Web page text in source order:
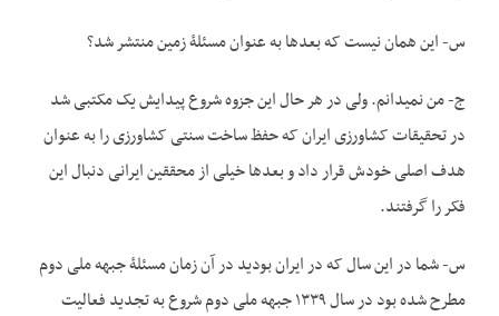
س- این همان نیست که بعدها به عنوان مسئلۀ زمین منتشر شد؟
ج- من نمی­دانم. ولی در هر حال این جزوه شروع پیدایش یک مکتبی شد
در تحقیقات کشاورزی ایران که حفظ ساخت سنتی کشاورزی را به عنوان
هدف اصلی خودش قرار داد و بعدها خیلی از محققین ایرانی دنبال این
فکر را گرفتند.
س- شما در این سال که در ایران بودید در آن زمان مسئلۀ جبهه ملی دوم
مطرح شده بود در سال ۱۳۳۹ جبهه ملی دوم شروع به تجدید فعالیت